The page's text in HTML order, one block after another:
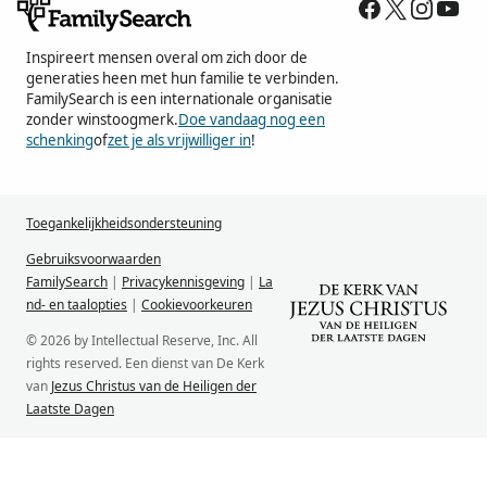
Inspireert mensen overal om zich door de
generaties heen met hun familie te verbinden.
FamilySearch is een internationale organisatie
zonder winstoogmerk.Doe vandaag nog een
schenkingofzet je als vrijwilliger in!
Toegankelijkheidsondersteuning
Gebruiksvoorwaarden
FamilySearch | Privacykennisgeving | La
nd- en taalopties | Cookievoorkeuren
© 2026 by Intellectual Reserve, Inc. All
rights reserved. Een dienst van De Kerk
van Jezus Christus van de Heiligen der
Laatste Dagen